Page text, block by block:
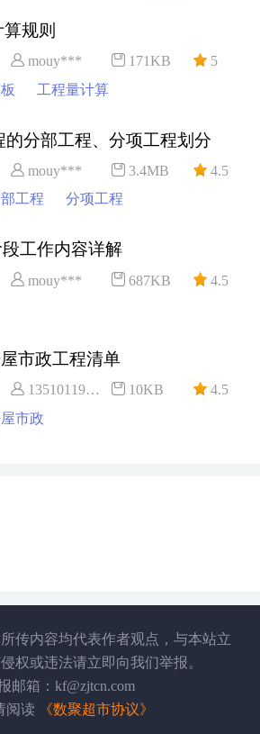
规则
mouy*** 171KB
5
工程量计算
的分部工程、分项工程划分
mouy*** 3.4MB
4.5
工程 分项工程
工作内容详解
mouy*** 687KB
4.5
市政工程清单
13510119*** 10KB
4.5
市政
传内容均代表作者观点，与本站立
权或违法请立即向我们举报。
邮箱：kf@zjtcn.com
阅读
《数聚超市协议》